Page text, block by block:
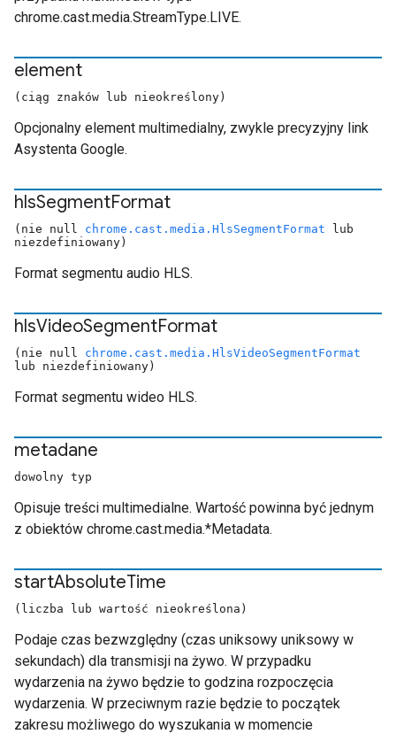
chrome.cast.media.StreamType.LIVE.
element
(ciąg znaków lub nieokreślony)
Opcjonalny element multimedialny, zwykle precyzyjny link
Asystenta Google.
hlsSegmentFormat
(nie null chrome.cast.media.HlsSegmentFormat lub
niezdefiniowany)
Format segmentu audio HLS.
hlsVideoSegmentFormat
(nie null chrome.cast.media.HlsVideoSegmentFormat
lub niezdefiniowany)
Format segmentu wideo HLS.
metadane
dowolny typ
Opisuje treści multimedialne. Wartość powinna być jednym
z obiektów chrome.cast.media.*Metadata.
startAbsoluteTime
(liczba lub wartość nieokreślona)
Podaje czas bezwzględny (czas uniksowy uniksowy w
sekundach) dla transmisji na żywo. W przypadku
wydarzenia na żywo będzie to godzina rozpoczęcia
wydarzenia. W przeciwnym razie będzie to początek
zakresu możliwego do wyszukania w momencie